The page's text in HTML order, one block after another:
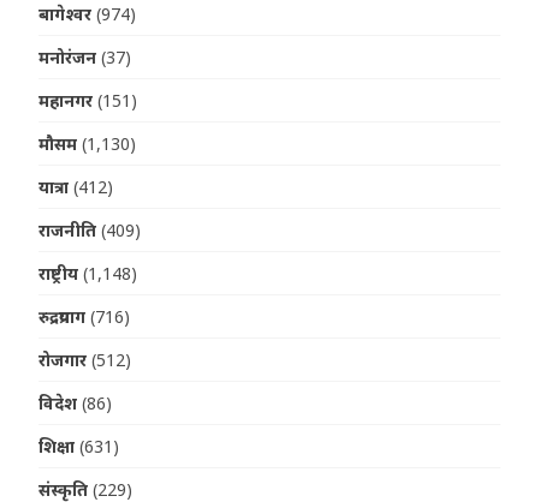
बागेश्वर (974)
मनोरंजन (37)
महानगर (151)
मौसम (1,130)
यात्रा (412)
राजनीति (409)
राष्ट्रीय (1,148)
रुद्रप्रयाग (716)
रोजगार (512)
विदेश (86)
शिक्षा (631)
संस्कृति (229)